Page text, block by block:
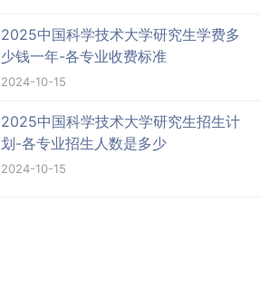
2025中国科学技术大学研究生学费多
少钱一年-各专业收费标准
2024-10-15
2025中国科学技术大学研究生招生计
划-各专业招生人数是多少
2024-10-15